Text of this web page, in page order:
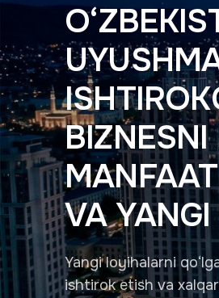
VA
Yangi loyihalarni
ishtirok etish va